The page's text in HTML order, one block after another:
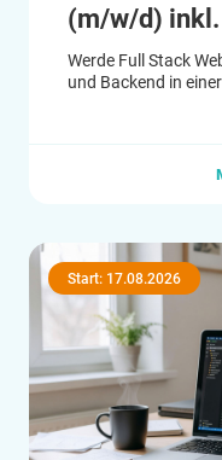
(m/w/d)
Werde Full Stack
und Backend in
Start: 17.08.2026